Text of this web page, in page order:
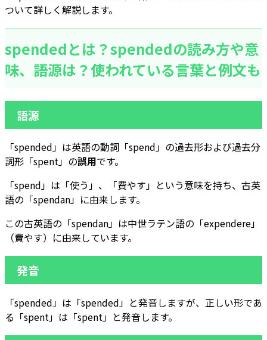
ついて詳しく解説します。
spendedとは？spendedの読み方や意
味、語源は？使われている言葉と例文も
語源
「spended」は英語の動詞「spend」の過去形および過去分
詞形「spent」の誤用です。
「spend」は「使う」、「費やす」という意味を持ち、古英
語の「spendan」に由来します。
この古英語の「spendan」は中世ラテン語の「expendere」
（費やす）に由来しています。
発音
「spended」は「spended」と発音しますが、正しい形であ
る「spent」は「spent」と発音します。